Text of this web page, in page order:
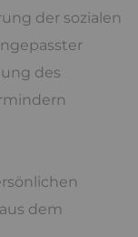
der sozialen
des
dem